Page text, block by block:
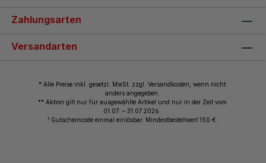
Zahlungsarten
Versandarten
* Alle Preise inkl. gesetzl. MwSt. zzgl. Versandkosten, wenn nicht
anders angegeben.
** Aktion gilt nur für ausgewählte Artikel und nur in der Zeit vom
01.07. – 31.07.2026.
1 Gutscheincode einmal einlösbar. Mindestbestellwert 150 €.